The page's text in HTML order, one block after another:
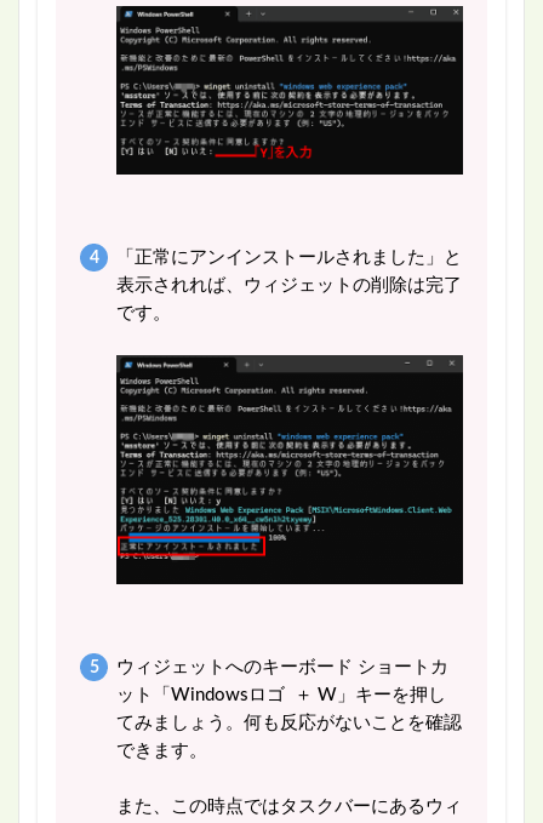
「正常にアンインストールされました」と
表示されれば、ウィジェットの削除は完了
です。
ウィジェットへのキーボード ショートカ
ット「Windowsロゴ ＋ W」キーを押し
てみましょう。何も反応がないことを確認
できます。
また、この時点ではタスクバーにあるウィ